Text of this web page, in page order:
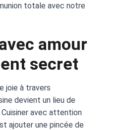
totale avec notre
amour
secret
joie à travers
devient un lieu de
avec attention
ajouter une pincée de